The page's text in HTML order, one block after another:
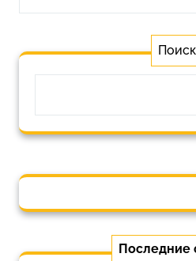
Поиск
Последние